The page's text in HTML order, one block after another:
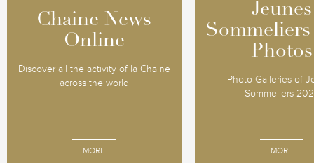
Chaine News
Online
Discover all the activity of la Chaine
across the world
MORE
Chaine News
Online
Jeunes
Sommeliers
Photos
Photo Galleries of
Sommeliers
MORE
Jeunes
Sommeliers
Photos